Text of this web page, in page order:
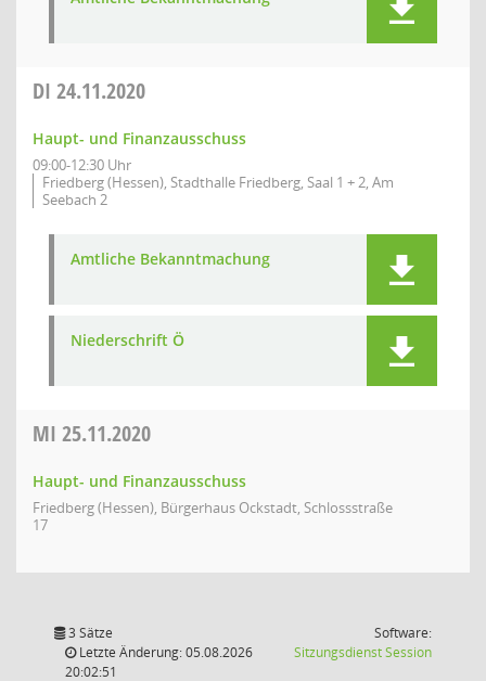
DI 24.11.2020
Haupt- und Finanzausschuss
09:00-12:30 Uhr
Friedberg (Hessen), Stadthalle Friedberg, Saal 1 + 2, Am
Seebach 2
Amtliche Bekanntmachung
Niederschrift Ö
MI 25.11.2020
Haupt- und Finanzausschuss
Friedberg (Hessen), Bürgerhaus Ockstadt, Schlossstraße
17
3 Sätze
Letzte Änderung: 05.08.2026
20:02:51
Software:
SitzungsdienstSession(Wird in